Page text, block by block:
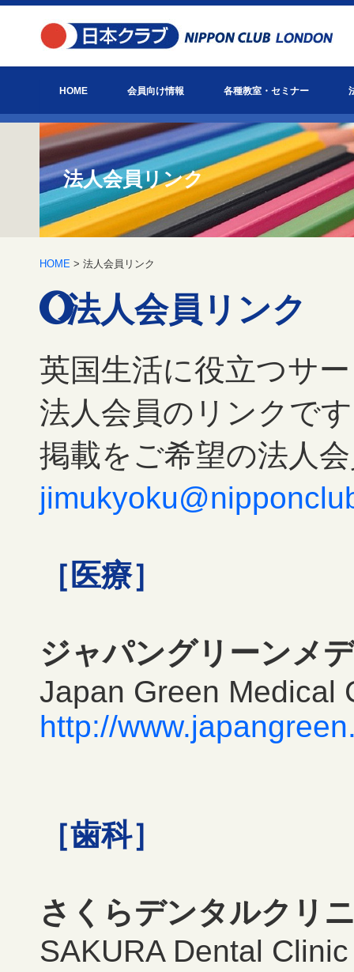
HOME 会員向け情報
お知らせ
日本クラブ主催イベント情報
会報「びっぐべん」
英国ヘルスケア通信
お役立ち情報
日本クラブとは？
アクセス
各種教室・セミナー
英語教室
ゴルフアカデミー
会員主催教室・セミナー
法人会員リンク
HOME > 法人会員リンク
法人会員リンク
英国生活に役立つサ
法人会員のリンクで
掲載をご希望の法人
［医療］
ジャパングリーンメ
Japan Green Medical
http://
［歯科］
さくらデンタルクリ
SAKURA Dental Clinic